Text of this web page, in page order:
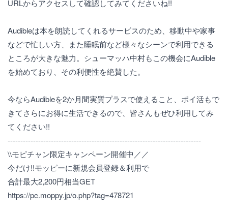
URLからアクセスして確認してみてくださいね!!
Audibleは本を朗読してくれるサービスのため、移動中や家事
などで忙しい方、また睡眠前など様々なシーンで利用できる
ところが大きな魅力。シューマッハ中村もこの機会にAudible
を始めており、その利便性を絶賛した。
今ならAudibleを2か月間実質プラスで使えること、ポイ活もで
きてさらにお得に生活できるので、皆さんもぜひ利用してみ
てください!!
----------------------------------------------------------------------------
\\モピチャン限定キャンペーン開催中／／
今だけ!!モッピーに新規会員登録＆利用で
合計最大2,200円相当GET
https://pc.moppy.jp/o.php?tag=478721